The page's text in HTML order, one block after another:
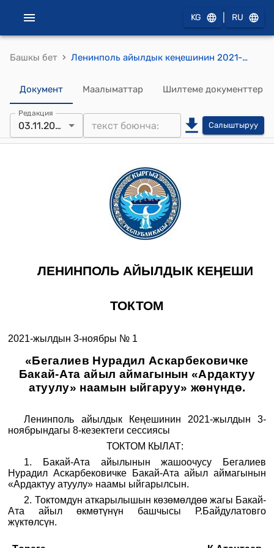
KG RU
Башкы бет › Ленинполь айылдык кеңешинин 2021-жылдын 3-ноябрындагы № 1 "«Бегалиев Нурадил Аскарбековичке Бакай-Ата айыл аймагынын «Ардактуу атуулу» наамын ыйгаруу» жөнүндө." токтому
Документ Маалыматтар Шилтеме документтер
Редакция
03.11.2021 Салыштыруу